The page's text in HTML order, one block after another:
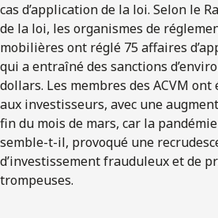
cas d’application de la loi. Selon le
de la loi, les organismes de
mobilières ont réglé 75 affaires
qui a entraîné des sanctions
dollars. Les membres des ACVM
aux investisseurs, avec une
fin du mois de mars, car la pandémie
semble-t-il, provoqué une
d’investissement frauduleux et de
trompeuses.